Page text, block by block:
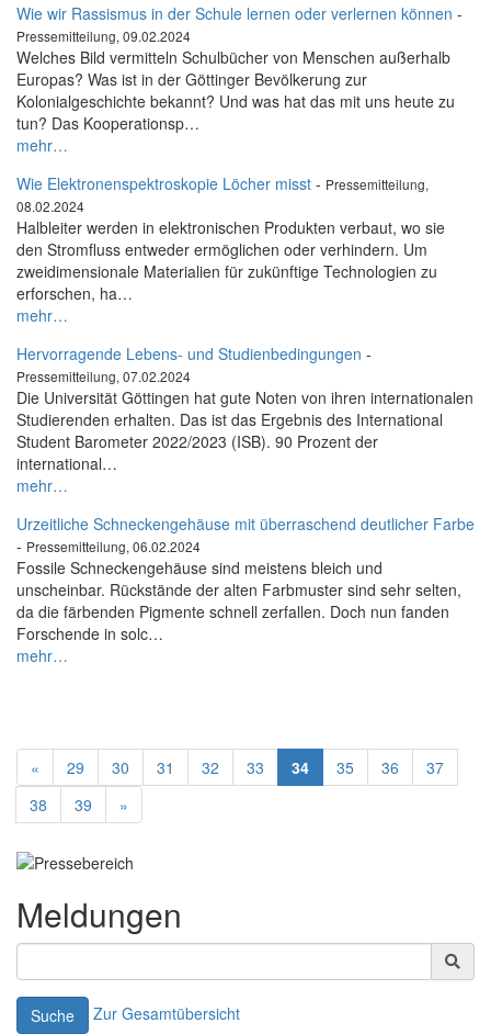
Wie wir Rassismus in der Schule lernen oder verlernen können -
Pressemitteilung, 09.02.2024
Welches Bild vermitteln Schulbücher von Menschen außerhalb
Europas? Was ist in der Göttinger Bevölkerung zur
Kolonialgeschichte bekannt? Und was hat das mit uns heute zu
tun? Das Kooperationsp…
mehr…
Wie Elektronenspektroskopie Löcher misst - Pressemitteilung,
08.02.2024
Halbleiter werden in elektronischen Produkten verbaut, wo sie
den Stromfluss entweder ermöglichen oder verhindern. Um
zweidimensionale Materialien für zukünftige Technologien zu
erforschen, ha…
mehr…
Hervorragende Lebens- und Studienbedingungen -
Pressemitteilung, 07.02.2024
Die Universität Göttingen hat gute Noten von ihren internationalen
Studierenden erhalten. Das ist das Ergebnis des International
Student Barometer 2022/2023 (ISB). 90 Prozent der
international…
mehr…
Urzeitliche Schneckengehäuse mit überraschend deutlicher Farbe
- Pressemitteilung, 06.02.2024
Fossile Schneckengehäuse sind meistens bleich und
unscheinbar. Rückstände der alten Farbmuster sind sehr selten,
da die färbenden Pigmente schnell zerfallen. Doch nun fanden
Forschende in solc…
mehr…
« 29 30 31 32 33 34 35 36
37
38
39 »
Meldungen
Suche Zur Gesamtübersicht